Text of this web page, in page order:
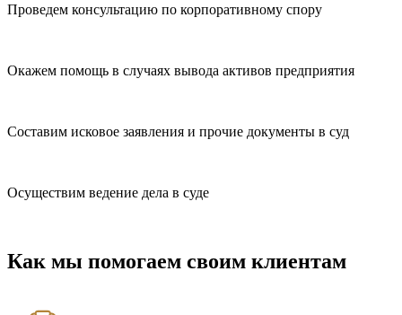
Проведем консультацию по корпоративному спору
Окажем помощь в случаях вывода активов предприятия
Составим исковое заявления и прочие документы в суд
Осуществим ведение дела в суде
Как мы помогаем своим клиентам